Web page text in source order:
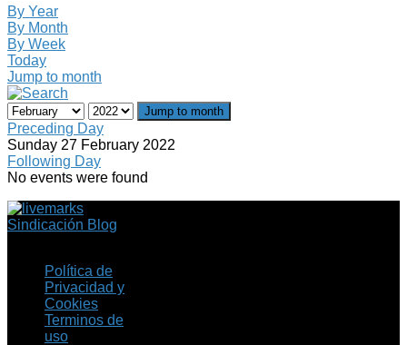
By Year
By Month
By Week
Today
Jump to month
Jump to month
Preceding Day
Sunday 27 February 2022
Following Day
No events were found
Sindicación Blog
Política de
Privacidad y
Cookies
Terminos de
uso